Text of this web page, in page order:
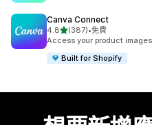
Canva Connect
4.8滿分 5 顆星
(387)
共有 387 則評價
•免費
Access your product
Built for Shopify